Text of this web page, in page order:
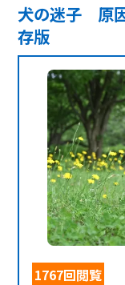
犬の迷子 原因
存版
1767回閲覧